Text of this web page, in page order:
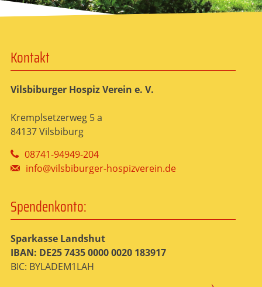
Kontakt
Vilsbiburger Hospiz Verein e. V.
Kremplsetzerweg 5 a
84137 Vilsbiburg
08741-94949-204
info@vilsbiburger-hospizverein.de
Spendenkonto:
Sparkasse Landshut
IBAN: DE25 7435 0000 0020 183917
BIC: BYLADEM1LAH